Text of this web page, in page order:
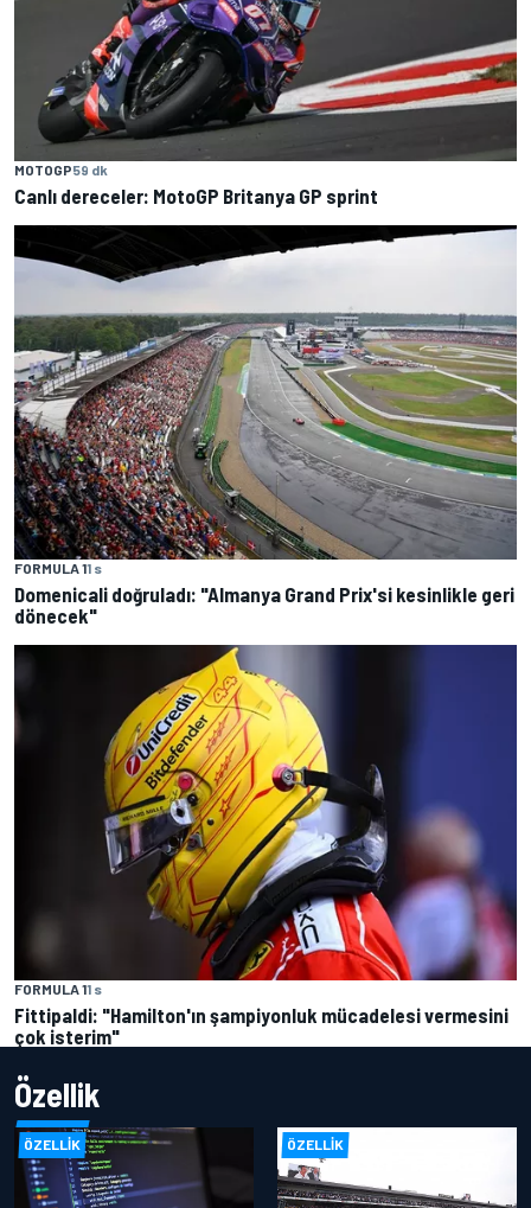
MOTOGP59 dk
Canlı dereceler: MotoGP Britanya GP sprint
FORMULA 11 s
Domenicali doğruladı: "Almanya Grand Prix'si kesinlikle geri
dönecek"
FORMULA 11 s
Fittipaldi: "Hamilton'ın şampiyonluk mücadelesi vermesini
çok isterim"
Özellik
ÖZELLIK ÖZELLIK